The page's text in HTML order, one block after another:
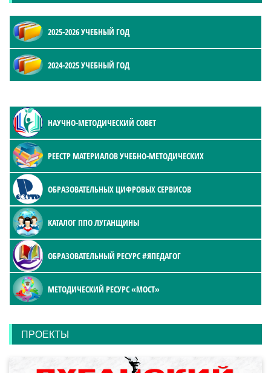
2025-2026 УЧЕБНЫЙ ГОД
2024-2025 УЧЕБНЫЙ ГОД
НАУЧНО-МЕТОДИЧЕСКИЙ СОВЕТ
РЕЕСТР МАТЕРИАЛОВ УЧЕБНО-МЕТОДИЧЕСКИХ
ОБРАЗОВАТЕЛЬНЫХ ЦИФРОВЫХ СЕРВИСОВ
КАТАЛОГ ППО ЛУГАНЩИНЫ
ОБРАЗОВАТЕЛЬНЫЙ РЕСУРС #ЯПЕДАГОГ
МЕТОДИЧЕСКИЙ РЕСУРС «МОСТ»
ПРОЕКТЫ